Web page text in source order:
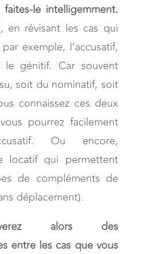
le intelligemment.
en révisant les cas qui
exemple, l’accusatif,
génitif. Car souvent
soit du nominatif, soit
connaissez ces deux
pourrez facilement
Ou encore,
locatif qui permettent
de compléments de
déplacement).
alors des
entre les cas que vous